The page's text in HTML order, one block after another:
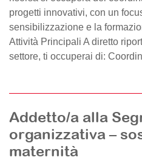
progetti innovativi, con un
sensibilizzazione e la
Attività Principali A diretto
settore, ti occuperai di:
Addetto/a alla
organizzativa –
maternità